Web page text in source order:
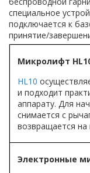
специальное
подключается к
принятие/
Микролифт
HL10
и подходит
аппарату. Для
снимается с
возвращается на
Электронные